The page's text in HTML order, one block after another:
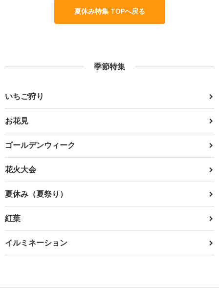
夏休み特集 TOPへ戻る
季節特集
いちご狩り
お花見
ゴールデンウィーク
花火大会
夏休み（夏祭り）
紅葉
イルミネーション